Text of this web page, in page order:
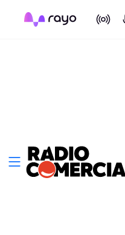
On Air